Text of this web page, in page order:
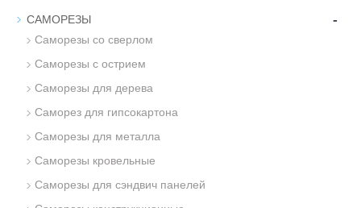
САМОРЕЗЫ -
Саморезы со сверлом
Саморезы с острием
Саморезы для дерева
Саморез для гипсокартона
Саморезы для металла
Саморезы кровельные
Саморезы для сэндвич панелей